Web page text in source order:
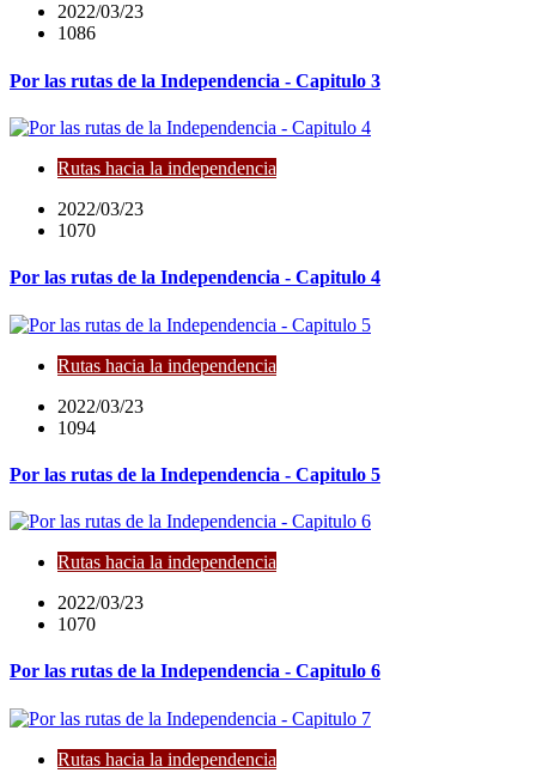
2022/03/23
1086
Por las rutas de la Independencia - Capitulo 3
Rutas hacia la independencia
2022/03/23
1070
Por las rutas de la Independencia - Capitulo 4
Rutas hacia la independencia
2022/03/23
1094
Por las rutas de la Independencia - Capitulo 5
Rutas hacia la independencia
2022/03/23
1070
Por las rutas de la Independencia - Capitulo 6
Rutas hacia la independencia